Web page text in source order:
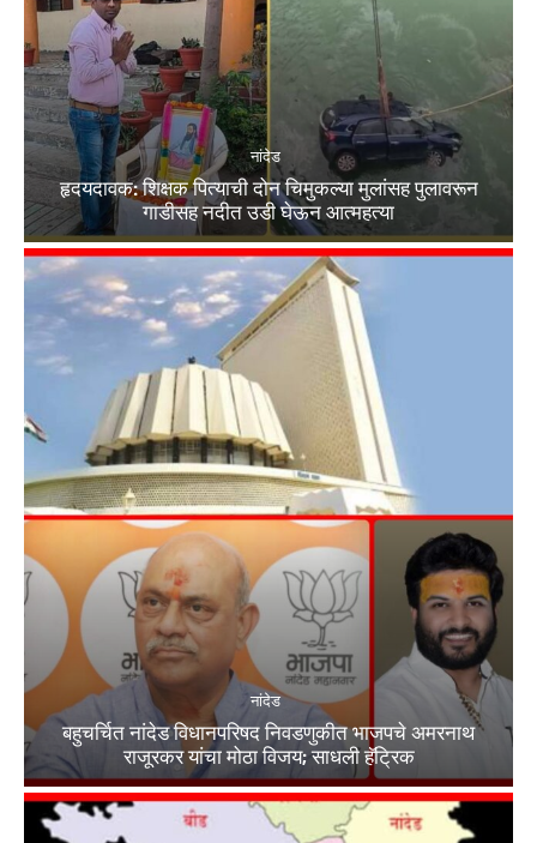
नांदेड
हृदयदावक: शिक्षक पित्याची दोन चिमुकल्या मुलांसह पुलावरून
गाडीसह नदीत उडी घेऊन आत्महत्या
नांदेड
बहुचर्चित नांदेड विधानपरिषद निवडणुकीत भाजपचे अमरनाथ
राजूरकर यांचा मोठा विजय; साधली हॅट्रिक